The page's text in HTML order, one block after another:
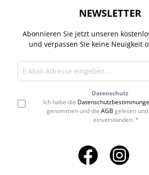
NEWSLETTER
Abonnieren Sie jetzt unseren
und verpassen Sie keine Neuigkeit
Datenschutz
Ich habe die
genommen und die AGB gelesen
einverstanden. *